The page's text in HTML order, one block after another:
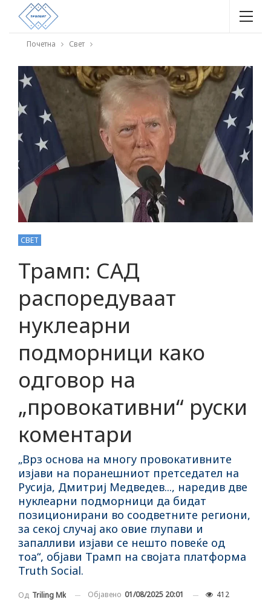
Почетна Свет
СВЕТ
Трамп: САД
распоредуваат
нуклеарни
подморници како
одговор на
„провокативни“ руски
коментари
„Врз основа на многу провокативните
изјави на поранешниот претседател на
Русија, Дмитриј Медведев..., наредив две
нуклеарни подморници да бидат
позиционирани во соодветните региони,
за секој случај ако овие глупави и
запалливи изјави се нешто повеќе од
тоа“, објави Трамп на својата платформа
Truth Social.
Од Triling Mk Објавено 01/08/2025 20:01 412